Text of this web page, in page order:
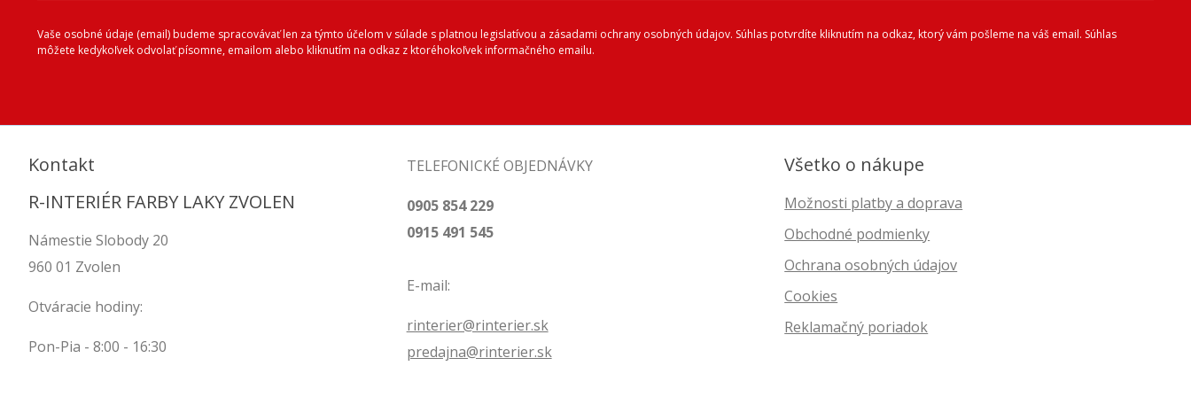
Vaše osobné údaje (email) budeme spracovávať len za týmto účelom v súlade s platnou legislatívou a zásadami ochrany osobných údajov. Súhlas potvrdíte kliknutím na odkaz, ktorý vám pošleme na váš email. Súhlas
môžete kedykoľvek odvolať písomne, emailom alebo kliknutím na odkaz z ktoréhokoľvek informačného emailu.
Kontakt
R-INTERIÉR FARBY LAKY ZVOLEN
Námestie Slobody 20
960 01 Zvolen
Otváracie hodiny:
Pon-Pia - 8:00 - 16:30
TELEFONICKÉ OBJEDNÁVKY
0905 854 229
0915 491 545
E-mail:
rinterier@rinterier.sk
predajna@rinterier.sk
Všetko o nákupe
Možnosti platby a doprava
Obchodné podmienky
Ochrana osobných údajov
Cookies
Reklamačný poriadok